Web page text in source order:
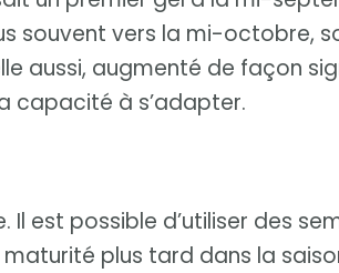
souvent vers la mi-octobre,
aussi, augmenté de façon
capacité à s’adapter.
est possible d’utiliser des
plus tard dans la